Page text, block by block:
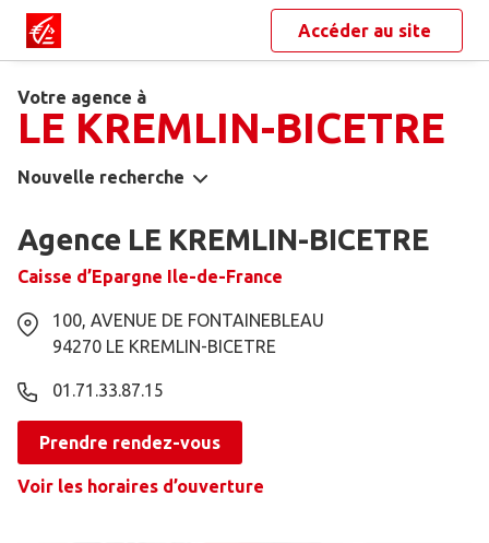
Accéder au site
Votre agence à
LE KREMLIN-BICETRE
Nouvelle recherche
Agence LE KREMLIN-BICETRE
Caisse d’Epargne Ile-de-France
100, AVENUE DE FONTAINEBLEAU
94270 LE KREMLIN-BICETRE
01.71.33.87.15
Prendre rendez-vous
Voir les horaires d’ouverture